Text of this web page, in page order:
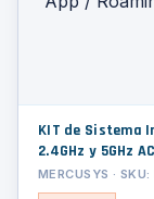
KIT de Sistema
2.4GHz y 5GHz
Mbps / Control
MERCUSYS ·